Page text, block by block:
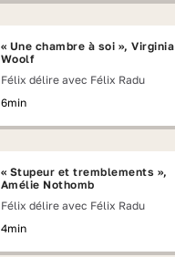
« Une chambre à soi », Virginia
Woolf
Félix délire avec Félix Radu
6min
« Stupeur et tremblements »,
Amélie Nothomb
Félix délire avec Félix Radu
4min